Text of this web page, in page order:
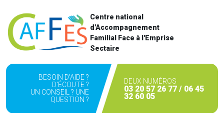
Centre national
d'Accompagnement
Familial Face à l'Emprise
Sectaire
BESOIN D'AIDE ?
D'ÉCOUTE ?
UN CONSEIL ? UNE
QUESTION ?
DEUX NUMÉROS
03 20 57 26 77 / 06 45
32 60 05